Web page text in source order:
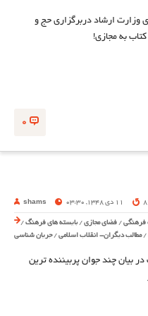
وزارت ارشاد دربرگزاری حج و
به مجازی!
0
shams 11 دی 1348, 03:30
فرهنگی / فضای مجازی /بایسته های فرهنگ /
/مطالب دیگران- انقلاب اسلامی /جریان شناسی
در بیان چند جوان پربیننده ترین